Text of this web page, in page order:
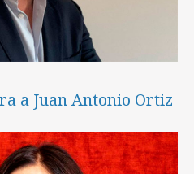
a Juan Antonio Ortiz